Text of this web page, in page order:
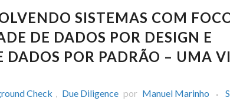
SISTEMAS COM
DE DADOS POR DESIGN E
DADOS POR PADRÃO – UMA
Check , Due Diligence por Manuel Marinho